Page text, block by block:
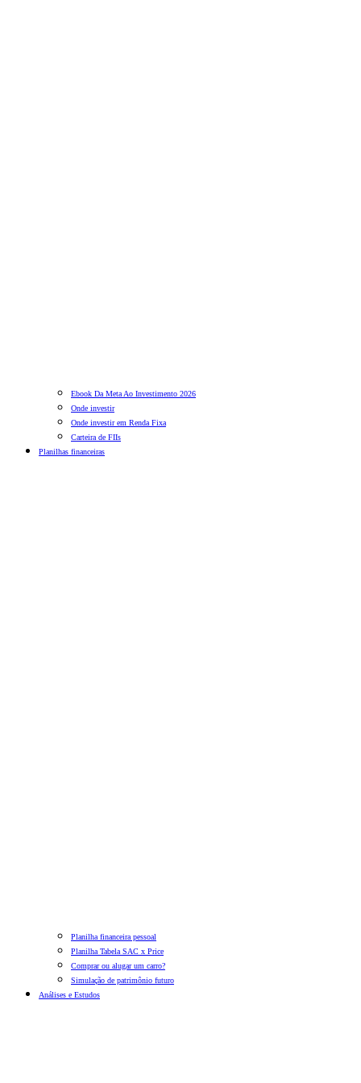
Ebook Da Meta Ao Investimento 2026
Onde investir
Onde investir em Renda Fixa
Carteira de FIIs
Planilhas financeiras
Planilha financeira pessoal
Planilha Tabela SAC x Price
Comprar ou alugar um carro?
Simulação de patrimônio futuro
Análises e Estudos